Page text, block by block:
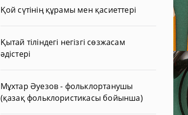
Қой сүтінің құрамы мен қасиеттері
Қытай тіліндегі негізгі сөзжасам
әдістері
Мұхтар Әуезов - фольклортанушы
(қазақ фольклористикасы бойынша)